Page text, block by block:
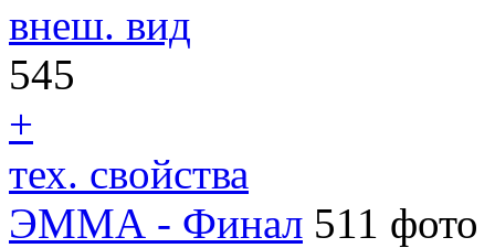
внеш. вид
545
+
тех. свойства
ЭММА - Финал 511 фото